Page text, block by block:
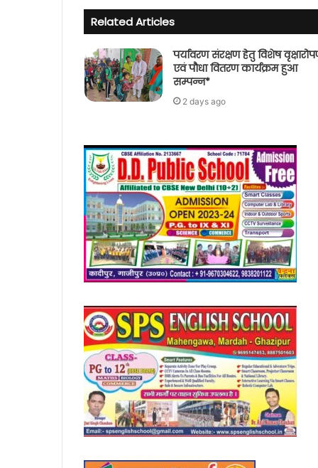
Related Articles
पर्यावरण संरक्षण हेतु विशेष
एवं पौधा वितरण कार्यक्रम हुआ
सम्पन्न*
2 days ago